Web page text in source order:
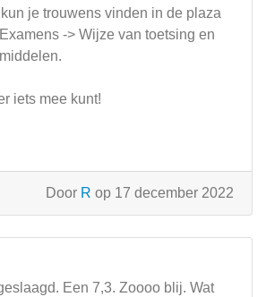
je trouwens vinden in de plaza
-> Wijze van toetsing en
iets mee kunt!
Door R op 17 december 2022
Een 7,3. Zoooo blij. Wat